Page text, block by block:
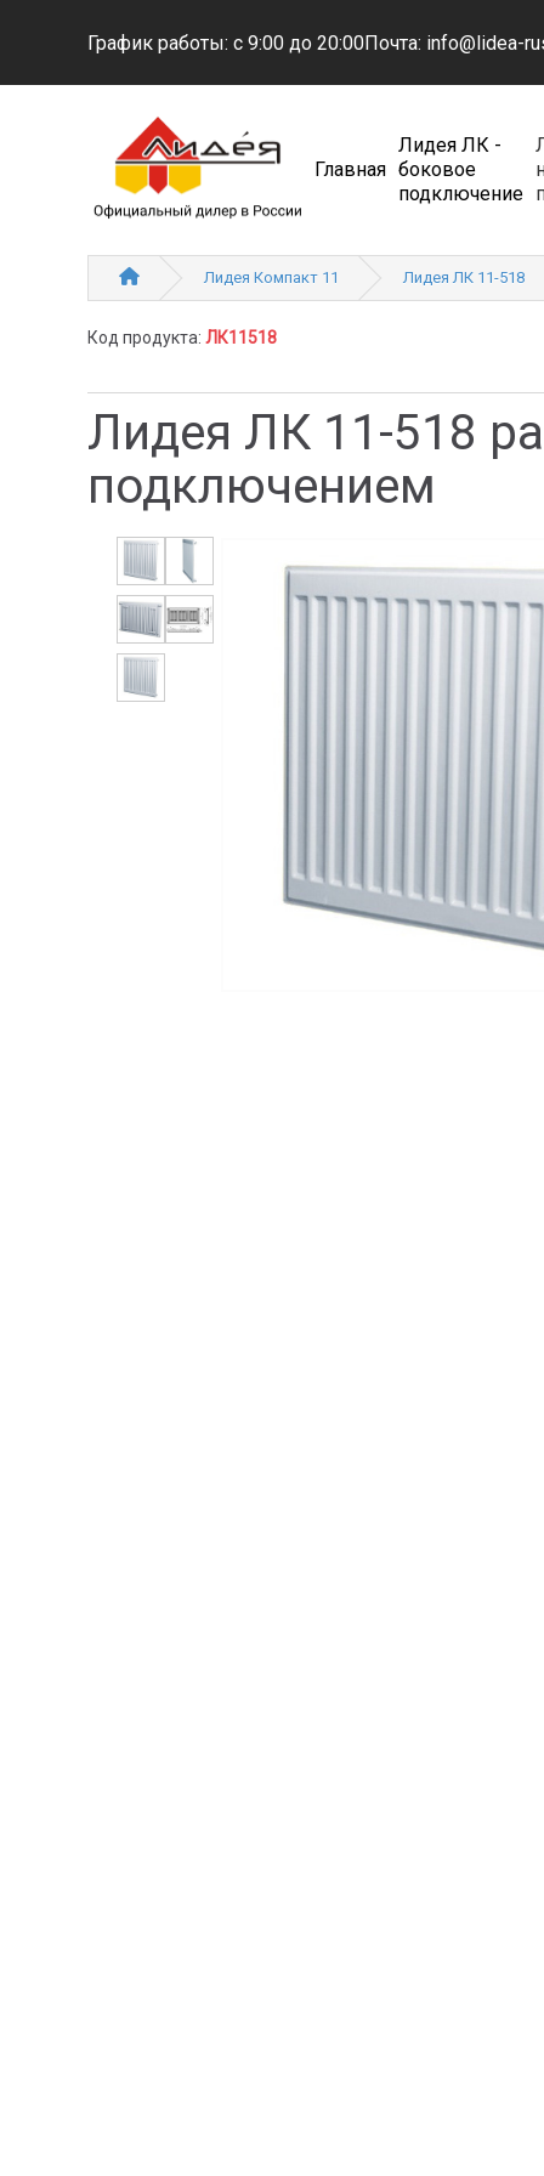
График работы: с 9:00 до 20:00Почта: info@lidea-
Главная
Лидея ЛК -
боковое
подключение
Лидея Компакт 11 Лидея ЛК 11-518
Код продукта: ЛК11518
Лидея ЛК 11-518
подключением